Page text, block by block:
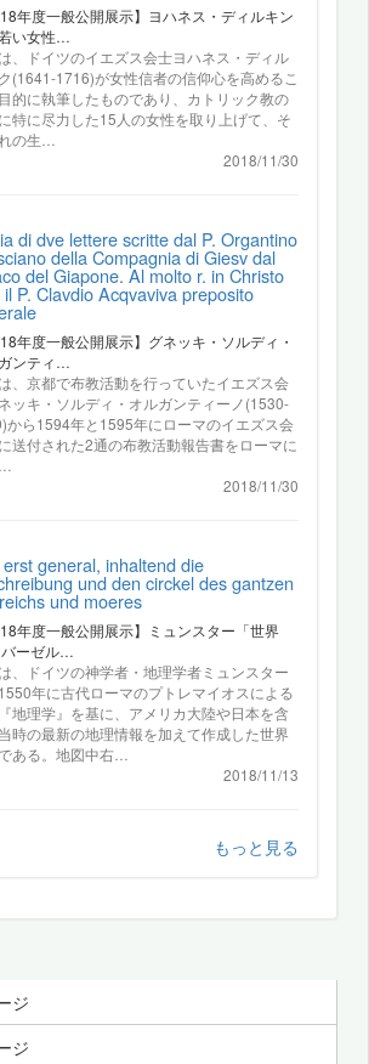
年度一般公開展示】ヨハネス・ディルキン
い女性…
、ドイツのイエズス会士ヨハネス・ディル
(1641-1716)が女性信者の信仰心を高めるこ
的に執筆したものであり、カトリック教の
特に尽力した15人の女性を取り上げて、そ
の生…
2018/11/30
di dve lettere scritte dal P. Organtino
della Compagnia di Giesv dal
del Giapone. Al molto r. in Christo
il P. Clavdio Acqvaviva preposito
年度一般公開展示】グネッキ・ソルディ・
ンティ…
、京都で布教活動を行っていたイエズス会
ッキ・ソルディ・オルガンティーノ(1530-
から1594年と1595年にローマのイエズス会
送付された2通の布教活動報告書をローマに
2018/11/30
erst general, inhaltend die
und den circkel des gantzen
und moeres
年度一般公開展示】ミュンスター「世界
バーゼル…
、ドイツの神学者・地理学者ミュンスター
年に古代ローマのプトレマイオスによる
地理学』を基に、アメリカ大陸や日本を含
時の最新の地理情報を加えて作成した世界
ある。地図中右…
2018/11/13
もっと見る
ジ
ジ